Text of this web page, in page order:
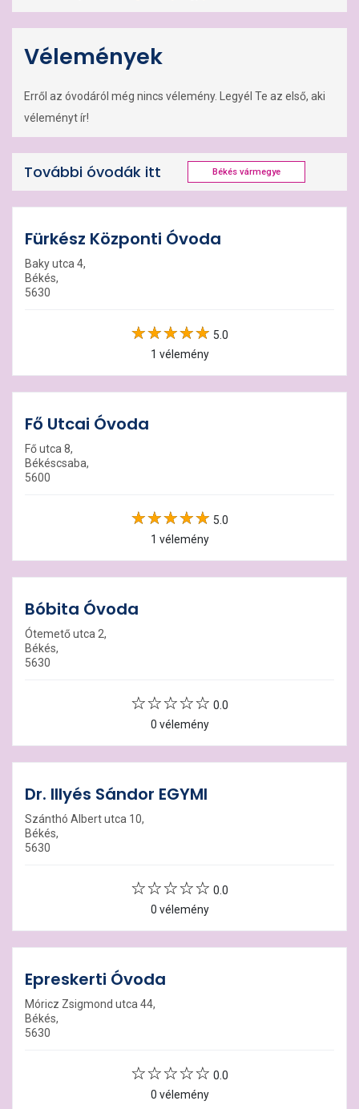
Vélemények
Erről az óvodáról még nincs vélemény. Legyél Te az első, aki
véleményt ír!
További óvodák itt Békés vármegye
Fürkész Központi Óvoda
Baky utca 4,
Békés,
5630
5.0
1 vélemény
Fő Utcai Óvoda
Fő utca 8,
Békéscsaba,
5600
5.0
1 vélemény
Bóbita Óvoda
Ótemető utca 2,
Békés,
5630
0.0
0 vélemény
Dr. Illyés Sándor EGYMI
Szánthó Albert utca 10,
Békés,
5630
0.0
0 vélemény
Epreskerti Óvoda
Móricz Zsigmond utca 44,
Békés,
5630
0.0
0 vélemény